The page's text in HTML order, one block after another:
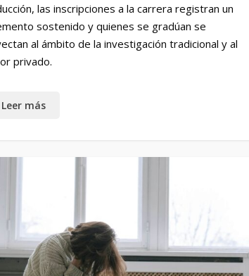
las inscripciones a la carrera registran un
sostenido y quienes se gradúan se
al ámbito de la investigación tradicional y al
privado.